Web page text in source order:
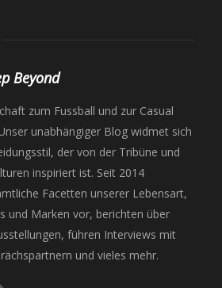
Beyond
zum Fussball und zur Casual
unabhängiger Blog widmet sich
der von der Tribüne und
inspiriert ist. Seit 2014
Facetten unserer Lebensart,
und Marken vor, berichten über
führen Interviews mit
und vieles mehr.